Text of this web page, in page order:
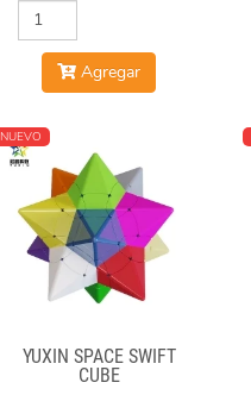
Agregar
NUEVO
YUXIN SPACE SWIFT
CUBE